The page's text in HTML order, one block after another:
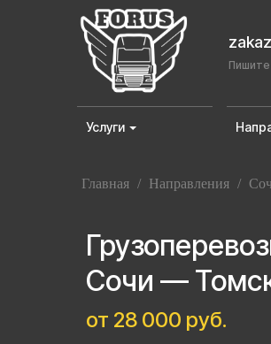
Услуги
Главная / Направления /
Сочи —
от 28 000 руб.